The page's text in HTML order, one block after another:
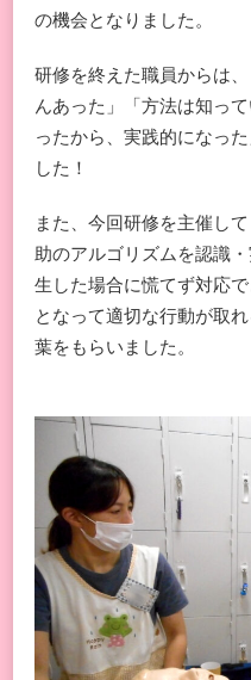
の機会となりました。
研修を終えた職員からは
んあった」「方法は知っ
ったから、実践的になっ
した！
また、今回研修を主催し
助のアルゴリズムを認識
生した場合に慌てず対応
となって適切な行動が取
葉をもらいました。